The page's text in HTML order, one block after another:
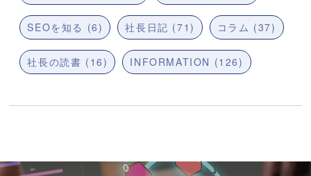
SEOを知る (6) 社長日記 (71) コラム (37)
社長の読書 (16) INFORMATION (126)